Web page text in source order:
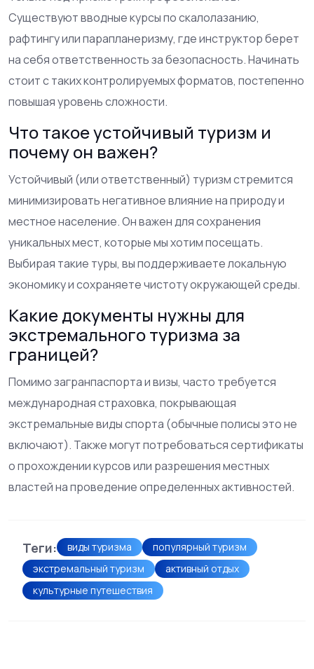
Существуют вводные курсы по скалолазанию,
рафтингу или парапланеризму, где инструктор берет
на себя ответственность за безопасность. Начинать
стоит с таких контролируемых форматов, постепенно
повышая уровень сложности.
Что такое устойчивый туризм и
почему он важен?
Устойчивый (или ответственный) туризм стремится
минимизировать негативное влияние на природу и
местное население. Он важен для сохранения
уникальных мест, которые мы хотим посещать.
Выбирая такие туры, вы поддерживаете локальную
экономику и сохраняете чистоту окружающей среды.
Какие документы нужны для
экстремального туризма за
границей?
Помимо загранпаспорта и визы, часто требуется
международная страховка, покрывающая
экстремальные виды спорта (обычные полисы это не
включают). Также могут потребоваться сертификаты
о прохождении курсов или разрешения местных
властей на проведение определенных активностей.
Теги: виды туризма
популярный туризм
экстремальный туризм
активный отдых
культурные путешествия